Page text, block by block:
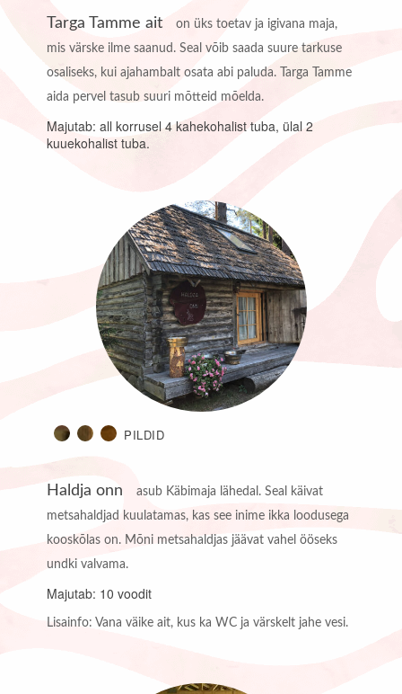
Targa Tamme ait
on üks toetav ja igivana maja,
mis värske ilme saanud. Seal võib saada suure tarkuse
osaliseks, kui ajahambalt osata abi paluda. Targa Tamme
aida pervel tasub suuri mõtteid mõelda.
Majutab: all korrusel 4 kahekohalist tuba, ülal 2
kuuekohalist tuba.
PILDID
Haldja onn
asub Käbimaja lähedal. Seal käivat
metsahaldjad kuulatamas, kas see inime ikka loodusega
kooskõlas on. Mõni metsahaldjas jäävat vahel ööseks
undki valvama.
Majutab: 10 voodit
Lisainfo: Vana väike ait, kus ka WC ja värskelt jahe vesi.